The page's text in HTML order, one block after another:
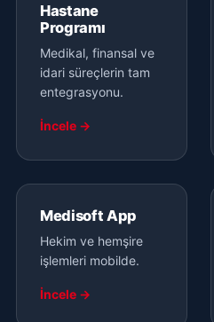
Hastane
Programı
Medikal, finansal ve
idari süreçlerin tam
entegrasyonu.
İncele →
Medisoft App
Hekim ve hemşire
işlemleri mobilde.
İncele →